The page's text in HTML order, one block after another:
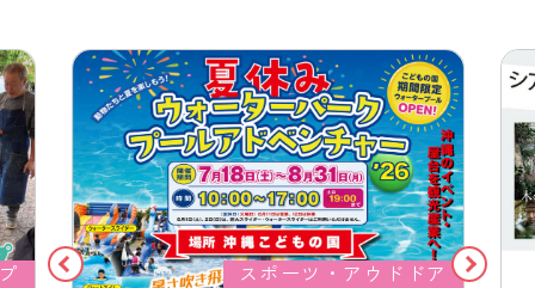
スポーツ・アウドドア